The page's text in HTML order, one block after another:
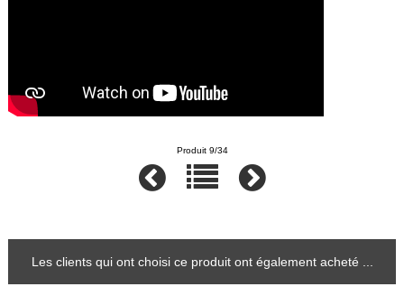
Produit 9/34
Les clients qui ont choisi ce produit ont également acheté ...